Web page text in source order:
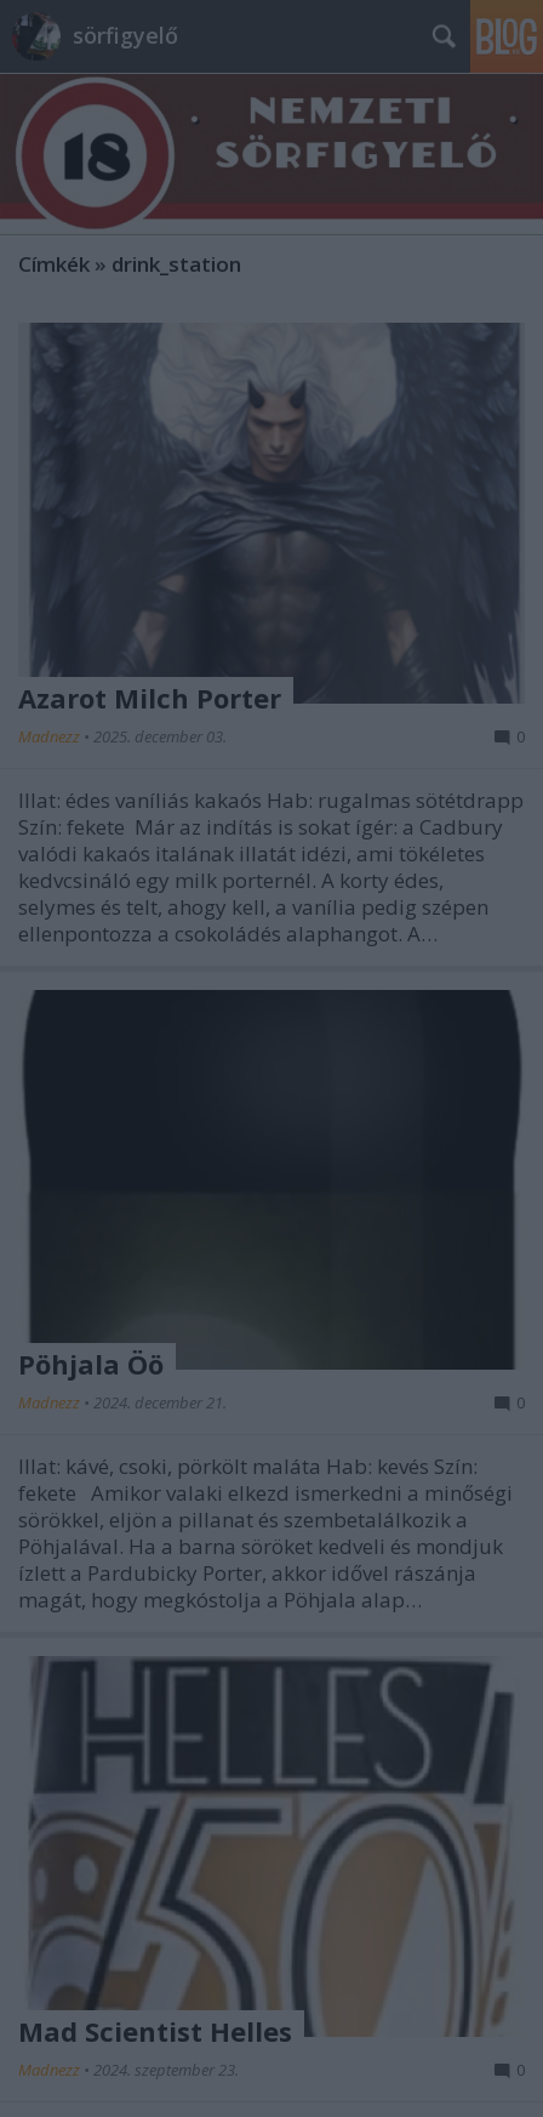
sörfigyelő
Címkék » drink_station
Azarot Milch Porter
Madnezz • 2025. december 03. 0
Illat: édes vaníliás kakaós Hab: rugalmas sötétdrapp
Szín: fekete Már az indítás is sokat ígér: a Cadbury
valódi kakaós italának illatát idézi, ami tökéletes
kedvcsináló egy milk porternél. A korty édes,
selymes és telt, ahogy kell, a vanília pedig szépen
ellenpontozza a csokoládés alaphangot. A…
Pöhjala Öö
Madnezz • 2024. december 21. 0
Illat: kávé, csoki, pörkölt maláta Hab: kevés Szín:
fekete Amikor valaki elkezd ismerkedni a minőségi
sörökkel, eljön a pillanat és szembetalálkozik a
Pöhjalával. Ha a barna söröket kedveli és mondjuk
ízlett a Pardubicky Porter, akkor idővel rászánja
magát, hogy megkóstolja a Pöhjala alap…
Mad Scientist Helles
Madnezz • 2024. szeptember 23. 0